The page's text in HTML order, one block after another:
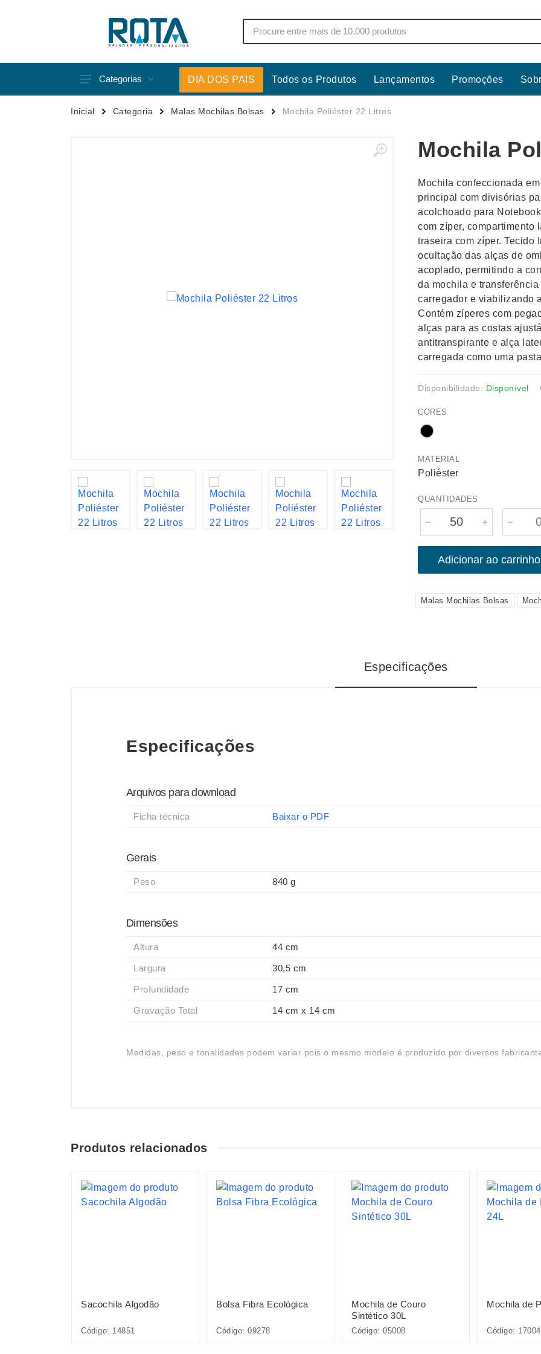
Categorias
Acessórios p/ Celular
Canecas
Copos
Cuidados Pessoais
Esporte e Jogos
Fones de
Kit
Kit Queijo
Lanternas
DIA DOS PAIS Todos os Produtos Lançamentos Promoções
Inicial Categoria Malas Mochilas Bolsas Mochila Poliéster 22 Litros
Mochila
Mochila confeccionada
principal com divisórias
acolchoado para
com zíper, compartimento
traseira com zíper. Tecido
ocultação das alças de
acoplado, permitindo a
da mochila e
carregador e viabilizando
Contém zíperes com
alças para as costas
antitranspirante e alça
carregada como uma
Disponibilidade: Disponível
CORES
MATERIAL
Poliéster
QUANTIDADES
Adicionar ao carrinho
Malas Mochilas Bolsas
Especificações
Especificações
Arquivos para download
Ficha técnica Baixar o PDF
Gerais
Peso 840 g
Dimensões
Altura 44 cm
Largura 30,5 cm
Profundidade 17 cm
Gravação Total 14 cm x 14 cm
Medidas, peso e tonalidades podem variar pois o mesmo modelo é produzido por diversos
Produtos relacionados
Sacochila Algodão
Código: 14851
Bolsa Fibra Ecológica
Código: 09278
Mochila de Couro
Sintético 30L
Código: 05008
Mochila de
Código: 17004